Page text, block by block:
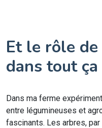
Et le rôle
dans tout ça
Dans ma ferme
entre légumineuses et
fascinants. Les arbres,